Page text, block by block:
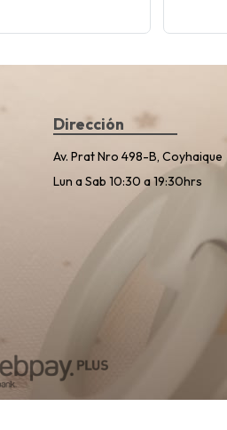
Dirección
Av. Prat Nro 498-B, Coyhaique
Lun a Sab 10:30 a 19:30hrs